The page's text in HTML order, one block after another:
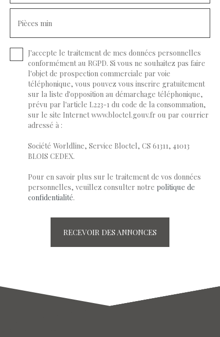
Pièces min
J'accepte le traitement de mes données personnelles
conformément au RGPD. Si vous ne souhaitez pas faire
l'objet de prospection commerciale par voie
téléphonique, vous pouvez vous inscrire gratuitement
sur la liste d'opposition au démarchage téléphonique,
prévu par l'article L223-1 du code de la consommation,
sur le site Internet www.bloctel.gouv.fr ou par courrier
adressé à :
Société Worldline, Service Bloctel, CS 61311, 41013
BLOIS CEDEX.
Pour en savoir plus sur le traitement de vos données
personnelles, veuillez consulter notre politique de
confidentialité.
RECEVOIR DES ANNONCES